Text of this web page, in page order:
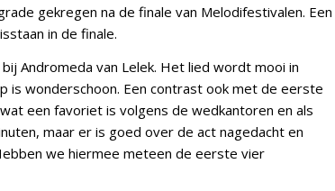
gekregen na de finale van Melodifestivalen. Een
in de finale.
Andromeda van Lelek. Het lied wordt mooi in
is wonderschoon. Een contrast ook met de eerste
wat een favoriet is volgens de wedkantoren en als
maar er is goed over de act nagedacht en
we hiermee meteen de eerste vier